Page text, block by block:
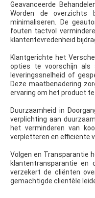
Geavanceerde
Worden de overzichts
minimaliseren. De
fouten tactvol
klantentevredenheid
Klantgerichte het
opties te voorschijn als
leveringssnelheid of
Deze maatbenadering
ervaring om het product
Duurzaamheid in
verplichting aan
het verminderen van
verpletteren en efficiënte
Volgen en Transparantie
klantentransparantie en
verzekert de cliënten
gemachtigde clientèle